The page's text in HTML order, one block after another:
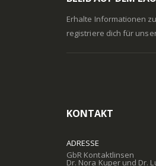
Erhalte Informationen
registriere dich für
KONTAKT
ADRESSE
GbR Kontaktlinsen
Dr. Nora Kuper und Dr.